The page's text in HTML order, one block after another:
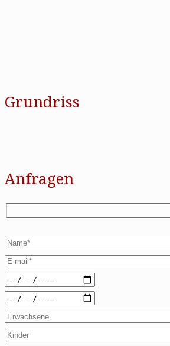
Grundriss
Anfragen